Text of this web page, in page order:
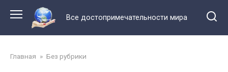
контенту
Все достопримечательности мира
Главная » Без рубрики